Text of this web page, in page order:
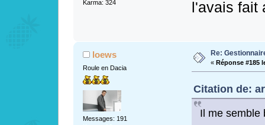
Karma: 324
l'avais fait
loews
Roule en Dacia
Messages: 191
Re:
« Réponse #185
Citation de:
Il me semble